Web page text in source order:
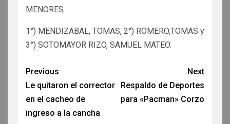
MENORES
1°) MENDIZABAL, TOMAS, 2°) ROMERO,TOMAS y
3°) SOTOMAYOR RIZO, SAMUEL MATEO.
Previous
Le quitaron el corrector
en el cacheo de
ingreso a la cancha
Next
Respaldo de Deportes
para «Pacman» Corzo